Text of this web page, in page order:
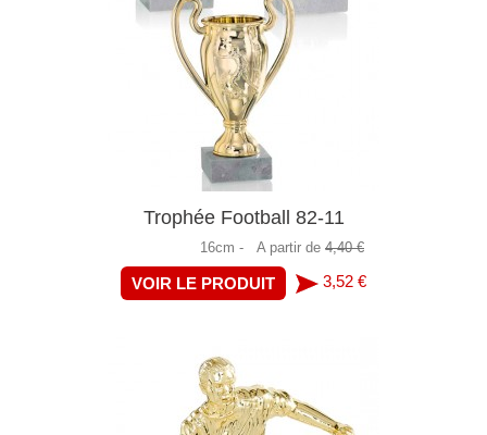
Trophée Football 82-11
16cm - A partir de 4,40 €
VOIR LE PRODUIT 3,52 €